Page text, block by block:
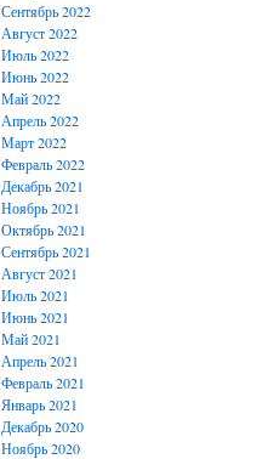
Сентябрь 2022
Август 2022
Июль 2022
Июнь 2022
Май 2022
Апрель 2022
Март 2022
Февраль 2022
Декабрь 2021
Ноябрь 2021
Октябрь 2021
Сентябрь 2021
Август 2021
Июль 2021
Июнь 2021
Май 2021
Апрель 2021
Февраль 2021
Январь 2021
Декабрь 2020
Ноябрь 2020